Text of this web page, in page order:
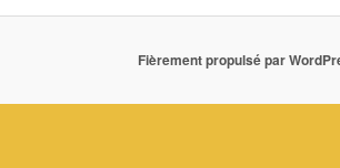
Fièrement propulsé par